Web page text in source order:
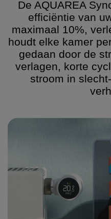
De AQUAREA
efficiëntie van
maximaal 10%,
houdt elke kamer
gedaan door de
verlagen, korte
stroom in